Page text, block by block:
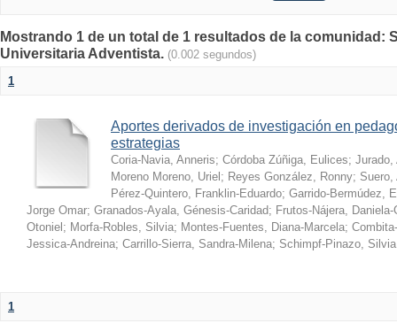
Mostrando 1 de un total de 1 resultados de la comunidad:
Universitaria Adventista. (0.002 segundos)
1
Aportes derivados de investigación en
estrategias
Coria-Navia, Anneris; Córdoba Zúñiga, Eulices; Jurado,
Moreno Moreno, Uriel ; Reyes González, Ronny; Suero,
Pérez-Quintero, Franklin-Eduardo; Garrido-Bermúdez,
Jorge Omar; Granados-Ayala, Génesis-Caridad; Frutos-Nájera, Daniela-
Otoniel ; Morfa-Robles, Silvia; Montes-Fuentes, Diana-Marcela;
Jessica-Andreina; Carrillo-Sierra, Sandra-Milena; Schimpf-Pinazo,
1